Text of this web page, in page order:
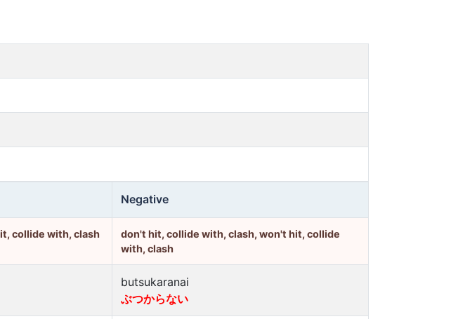
Negative
collide with, clash
don't hit, collide with, clash, won't hit, collide
with, clash
butsukaranai
ぶつからない